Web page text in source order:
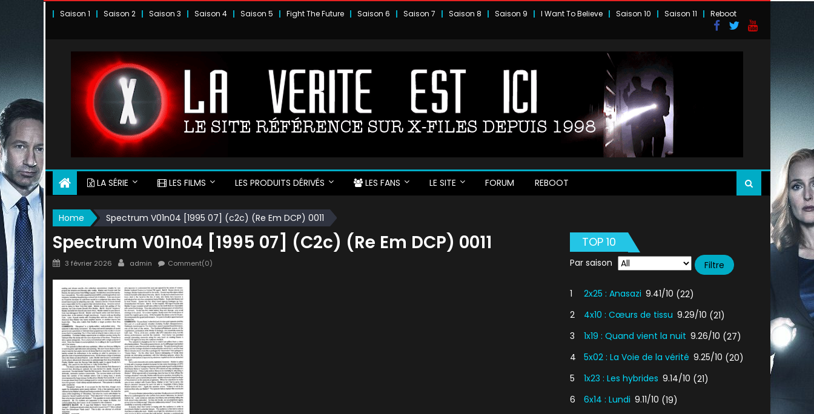
Saison 1 Saison 2 Saison 3 Saison 4 Saison 5 Fight The Future Saison 6 Saison 7 Saison 8 Saison 9 I Want To Believe Saison 10 Saison 11 Reboot
LA SÉRIE LES FILMS LES PRODUITS DÉRIVÉS LES FANS LE SITE FORUM REBOOT
Home Spectrum V01n04 [1995 07] (c2c) (Re Em DCP) 0011
Spectrum V01n04 [1995 07] (c2c) (Re Em DCP) 0011
Posted
3 février 2026 Author
admin Comment(0)
TOP 10
Par saison
1 2x25 : Anasazi 9.41/10 (22)
2
4x10 : Cœurs de tissu 9.29/10 (21)
3
1x19 : Quand vient la nuit 9.26/10 (27)
4
5x02 : La Voie de la vérité 9.25/10 (20)
5
1x23 : Les hybrides 9.14/10 (21)
6
6x14 : Lundi 9.11/10 (19)